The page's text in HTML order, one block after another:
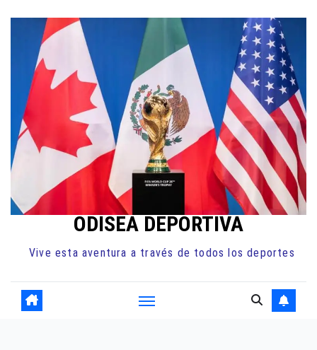
contenido
ODISEA DEPORTIVA
Vive esta aventura a través de todos los deportes